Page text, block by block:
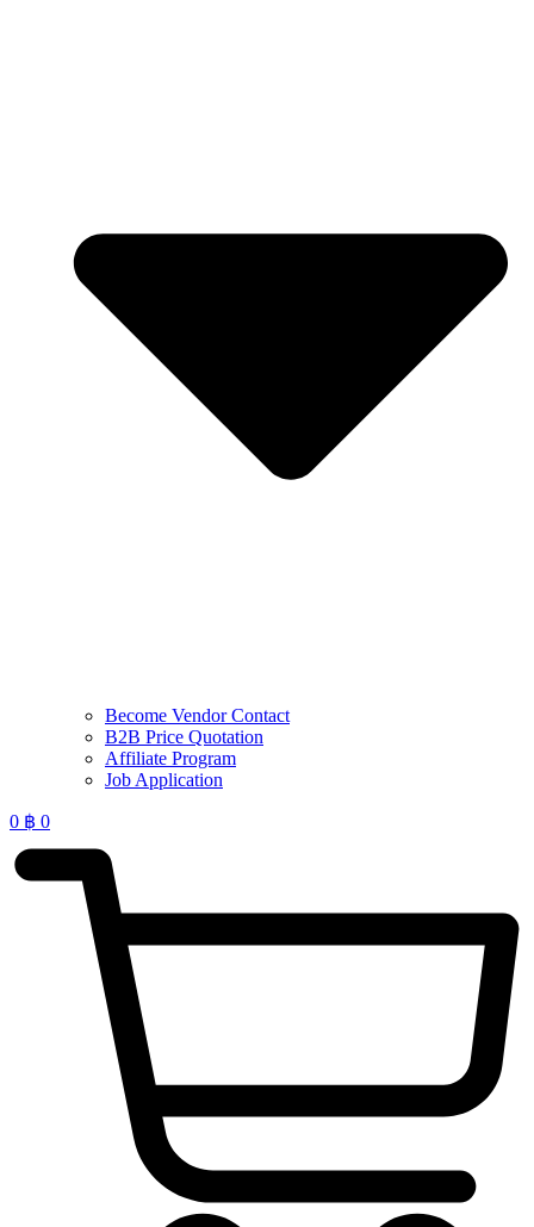
Become Vendor Contact
B2B Price Quotation
Affiliate Program
Job Application
0 ฿ 0